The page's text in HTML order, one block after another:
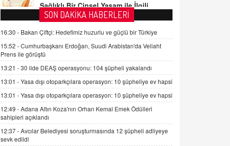
FARUK ÖNALAN
Tezkere Onaylanmasaydı…
2 Kasım 2021 Salı 00:11
AV. DOĞAN CAN DOĞAN
Kişisel verilerin korunması ve dijital
hukukun gelişimi
15.09.2025 16:17
SEHER EREK
Kış Ayları Geldi, Hangi Önlemler
Alınmalı?
SON DAKİKA HABERLERİ
16:30 - Bakan Çiftçi: Hedefimiz huzurlu ve güçlü bir Türkiye
15:52 -Cumhurbaşkanı Erdoğan, Suudi Arabistan'da Veliaht
Prens ile görüştü
13:21 -30 ilde DEAŞ operasyonu: 104 şüpheli yakalandı
13:01 -Yasa dışı otoparkçılara operasyon: 10 şüpheliye ev hapsi
13:01 -Yasa dışı otoparkçılara operasyon: 10 şüpheliye ev hapsi
12:49 -Adana Altın Koza'nın Orhan Kemal Emek Ödülleri
sahipleri açıklandı
12:37 -Avcılar Belediyesi soruşturmasında 12 şüpheli adliyeye
sevk edildi